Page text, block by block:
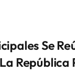
Se
República